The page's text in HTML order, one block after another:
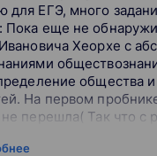
для ЕГЭ, много
Хеорхе с
общества
На первом
перешла( Так что с